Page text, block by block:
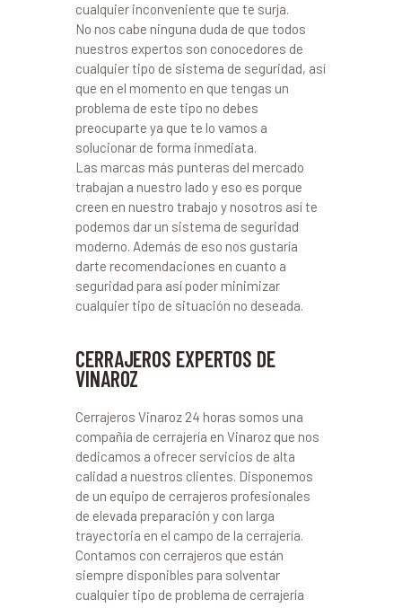
cualquier inconveniente que te surja.
No nos cabe ninguna duda de que todos
nuestros expertos son conocedores de
cualquier tipo de sistema de seguridad, así
que en el momento en que tengas un
problema de este tipo no debes
preocuparte ya que te lo vamos a
solucionar de forma inmediata.
Las marcas más punteras del mercado
trabajan a nuestro lado y eso es porque
creen en nuestro trabajo y nosotros así te
podemos dar un sistema de seguridad
moderno. Además de eso nos gustaría
darte recomendaciones en cuanto a
seguridad para así poder minimizar
cualquier tipo de situación no deseada.
CERRAJEROS EXPERTOS DE
VINAROZ
Cerrajeros Vinaroz 24 horas somos una
compañía de cerrajería en Vinaroz que nos
dedicamos a ofrecer servicios de alta
calidad a nuestros clientes. Disponemos
de un equipo de cerrajeros profesionales
de elevada preparación y con larga
trayectoria en el campo de la cerrajería.
Contamos con cerrajeros que están
siempre disponibles para solventar
cualquier tipo de problema de cerrajería